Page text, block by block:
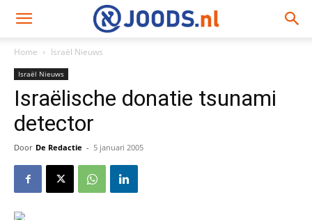
Home Israël Nieuws
Israël Nieuws
Israëlische donatie tsunami
detector
Door De Redactie - 5 januari 2005